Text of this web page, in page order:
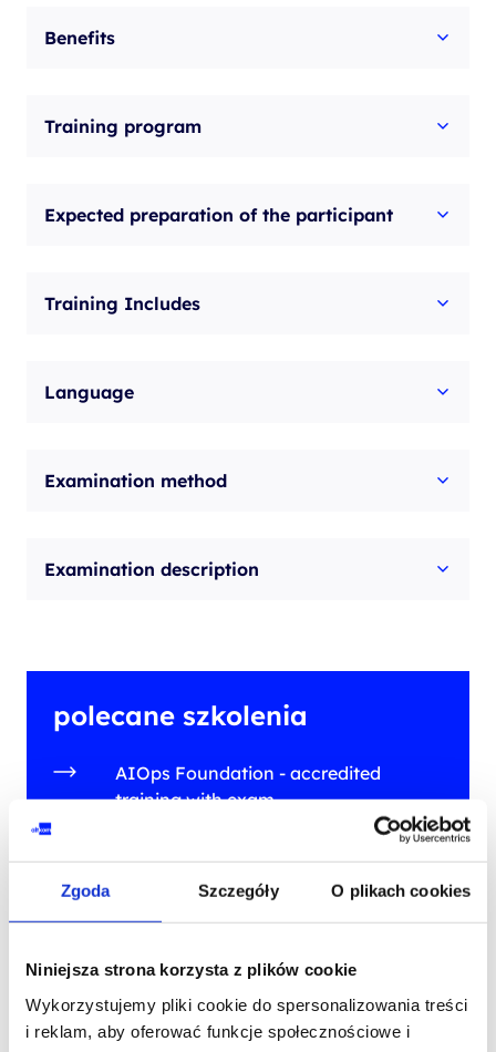
Zgoda Szczegóły O plikach cookies
Niniejsza strona korzysta z plików cookie
Wykorzystujemy pliki cookie do spersonalizowania treści
i reklam, aby oferować funkcje społecznościowe i
Benefits
Training program
Expected preparation of the participant
Training Includes
Language
Examination method
Examination description
polecane szkolenia
AIOps Foundation - accredited
training with exam
Site Reliability Engineering (SRE)
Foundation- accredited training with
training with exam
POKAŻ WIĘCEJ (1)